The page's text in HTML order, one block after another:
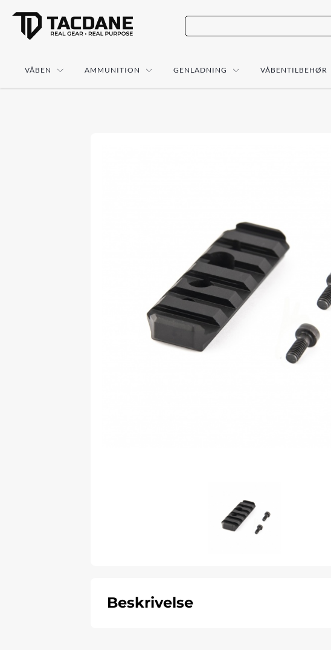
VÅBEN AMMUNITION GENLADNING VÅBENTILBEHØR
Beskrivelse